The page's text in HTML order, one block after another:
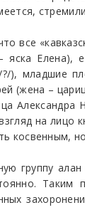
все
Елена),
), младшие
(жена –
на лицо
косвенным,
группу